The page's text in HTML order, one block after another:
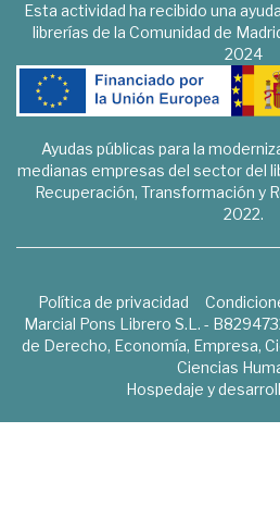
Esta actividad ha recibido una
librerías de la Comunidad de
2024
Ayudas públicas para la
medianas empresas del sector del
Recuperación, Transformación y
2022.
Política de privacidad
Marcial Pons Librero S.L. -
de Derecho, Economía, Empresa,
Ciencias
Hospedaje y